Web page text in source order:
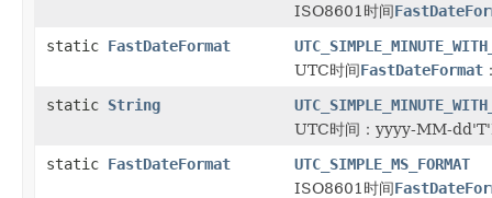
ISO8601时间
static FastDateFormat
UTC时间FastDateFormat
static String
UTC时间：yyyy-MM-
static FastDateFormat
UTC_SIMPLE_MS_FORMAT
ISO8601时间